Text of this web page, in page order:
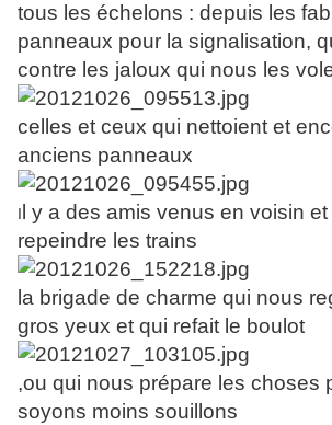
tous les échelons : depuis les
panneaux pour la signalisation,
contre les jaloux qui nous les
celles et ceux qui nettoient et
anciens panneaux
I
l y a des amis venus en voisin
repeindre les trains
la brigade de charme qui nous
gros yeux et qui refait le boulot
,ou qui nous prépare les choses
soyons moins souillons